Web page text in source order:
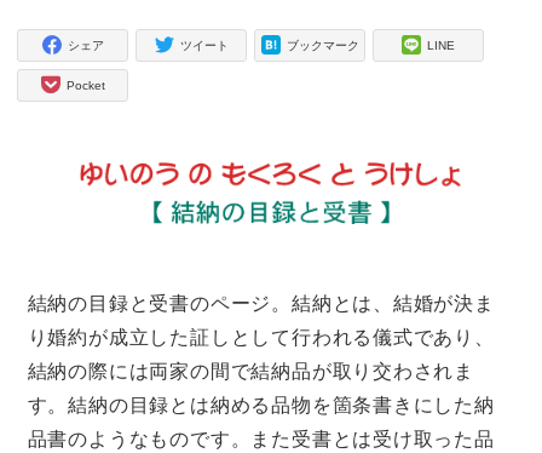
シェア ツイート ブックマーク LINE
Pocket
結納の目録と受書のページ。結納とは、結婚が決ま
り婚約が成立した証しとして行われる儀式であり、
結納の際には両家の間で結納品が取り交わされま
す。結納の目録とは納める品物を箇条書きにした納
品書のようなものです。また受書とは受け取った品